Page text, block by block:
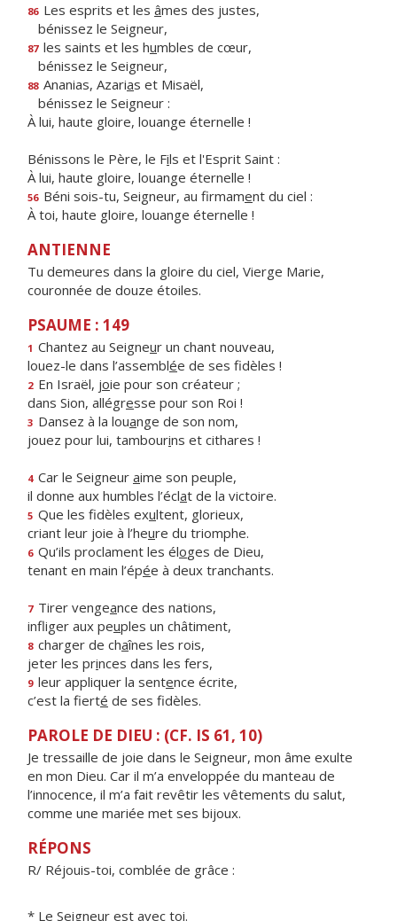
86 Les esprits et les âmes des justes,
bénissez le Seigneur,
87 les saints et les humbles de cœur,
bénissez le Seigneur,
88 Ananias, Azarias et Misaël,
bénissez le Seigneur :
À lui, haute gloire, louange éternelle !
Bénissons le Père, le Fils et l'Esprit Saint :
À lui, haute gloire, louange éternelle !
56 Béni sois-tu, Seigneur, au firmament du ciel :
À toi, haute gloire, louange éternelle !
ANTIENNE
Tu demeures dans la gloire du ciel, Vierge Marie,
couronnée de douze étoiles.
PSAUME : 149
1 Chantez au Seigneur un chant nouveau,
louez-le dans l’assemblée de ses fidèles !
2 En Israël, joie pour son créateur ;
dans Sion, allégresse pour son Roi !
3 Dansez à la louange de son nom,
jouez pour lui, tambourins et cithares !
4 Car le Seigneur aime son peuple,
il donne aux humbles l’éclat de la victoire.
5 Que les fidèles exultent, glorieux,
criant leur joie à l’heure du triomphe.
6 Qu’ils proclament les éloges de Dieu,
tenant en main l’épée à deux tranchants.
7 Tirer vengeance des nations,
infliger aux peuples un châtiment,
8 charger de chaînes les rois,
jeter les princes dans les fers,
9 leur appliquer la sentence écrite,
c’est la fierté de ses fidèles.
PAROLE DE DIEU : (CF. IS 61, 10)
Je tressaille de joie dans le Seigneur, mon âme exulte
en mon Dieu. Car il m’a enveloppée du manteau de
l’innocence, il m’a fait revêtir les vêtements du salut,
comme une mariée met ses bijoux.
RÉPONS
R/ Réjouis-toi, comblée de grâce :
* Le Seigneur est avec toi.